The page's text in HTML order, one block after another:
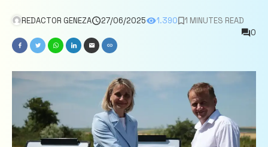
REDACTOR GENEZA 27/06/2025 1.390
1 MINUTES READ
0